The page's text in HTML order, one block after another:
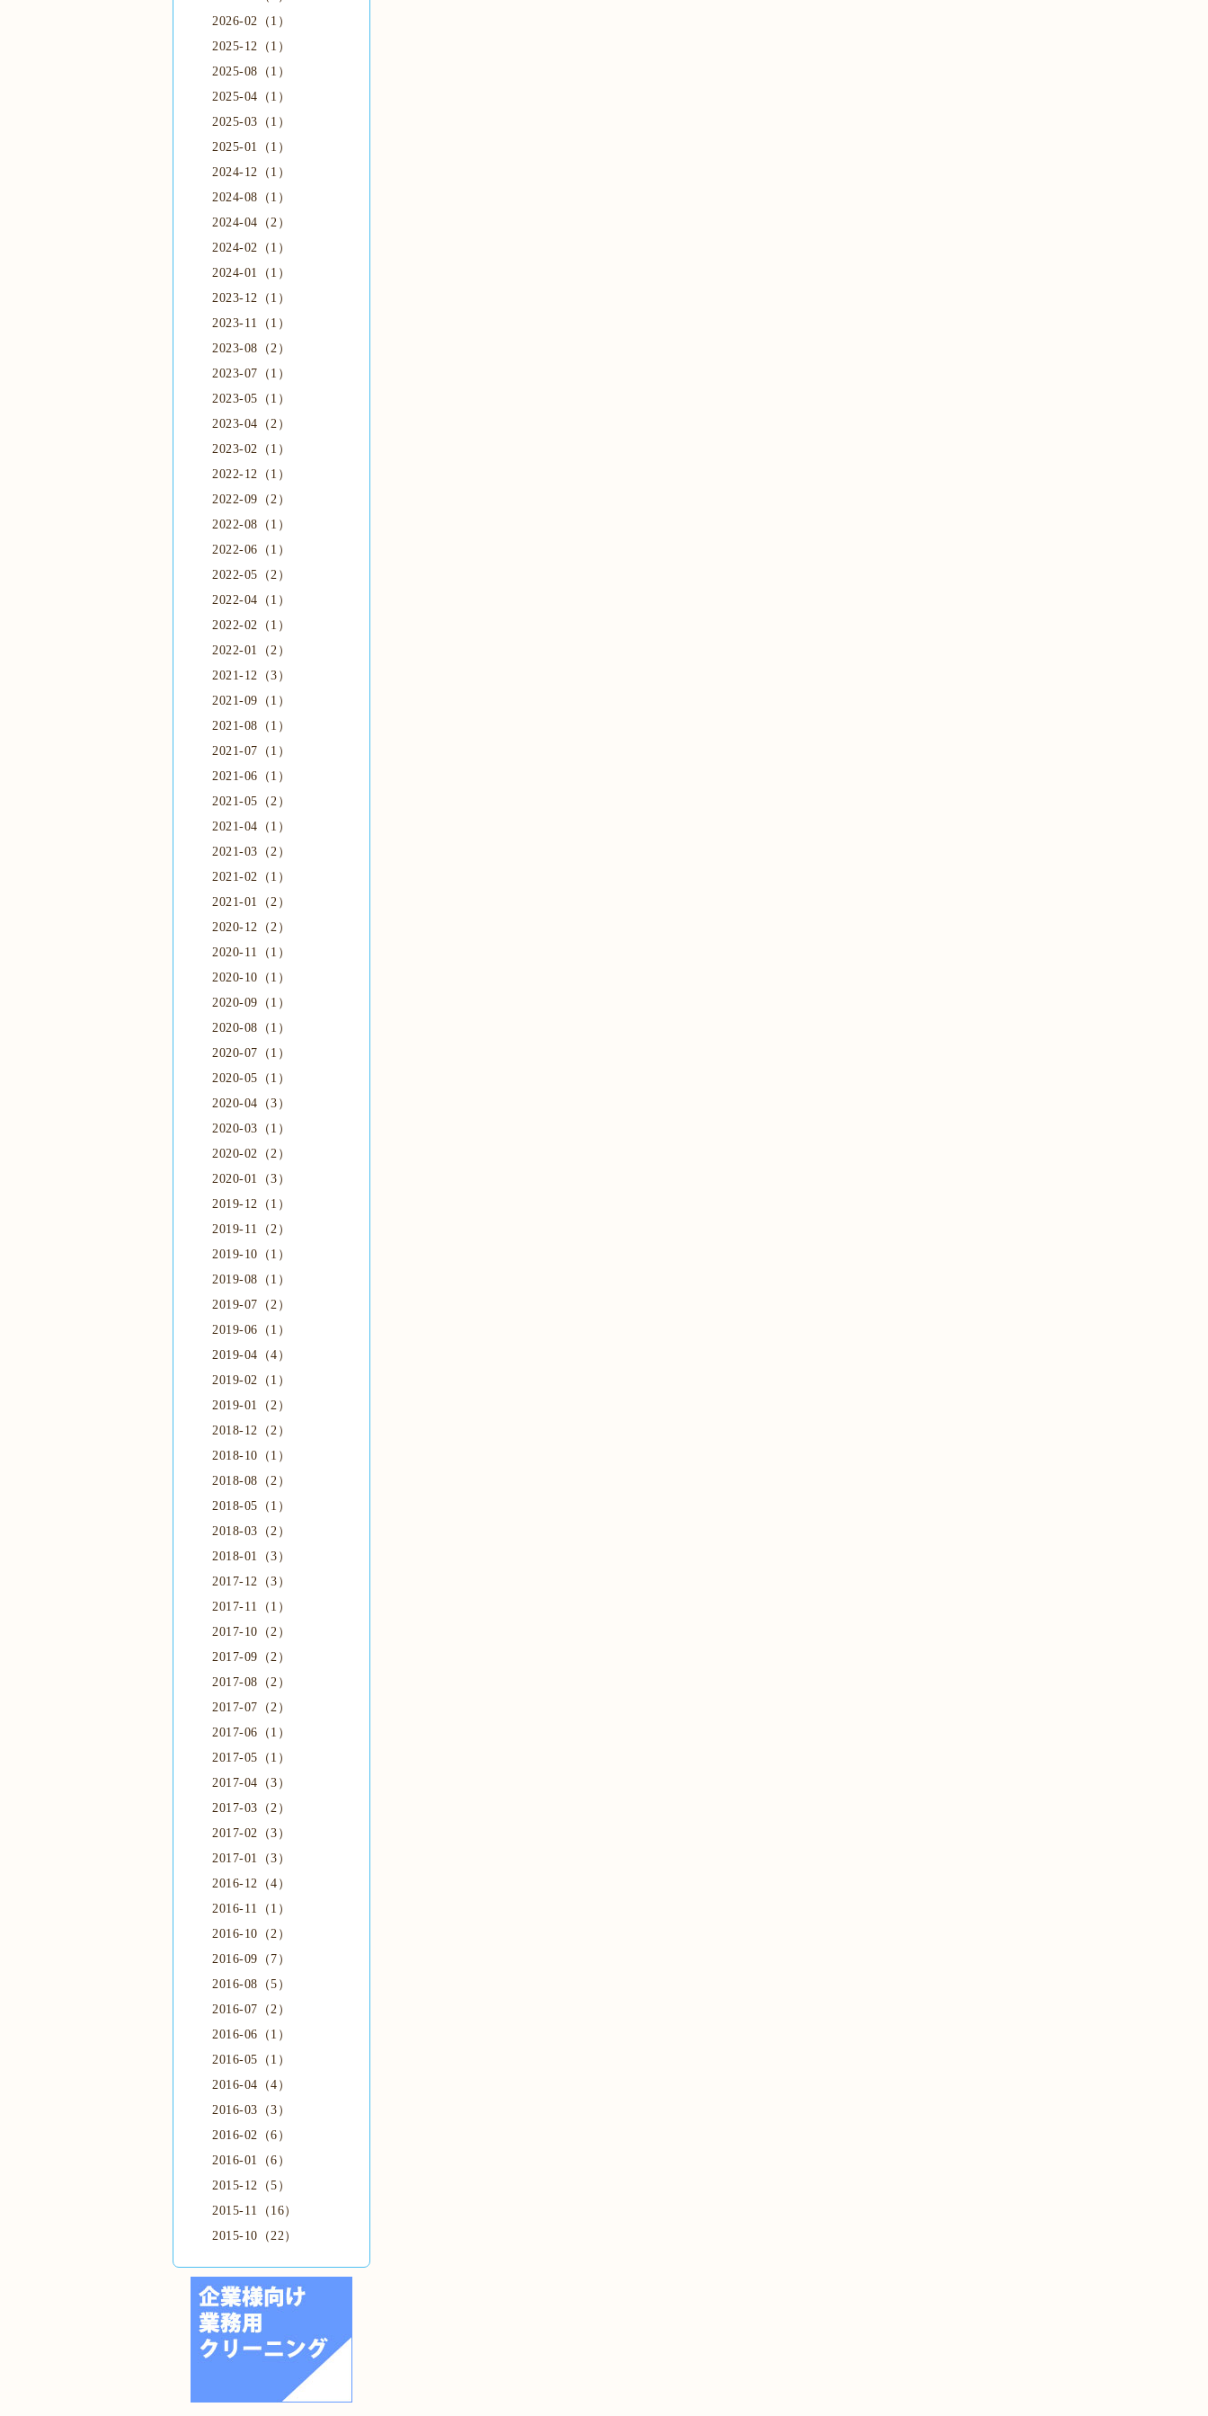
2026-02（1）
2025-12（1）
2025-08（1）
2025-04（1）
2025-03（1）
2025-01（1）
2024-12（1）
2024-08（1）
2024-04（2）
2024-02（1）
2024-01（1）
2023-12（1）
2023-11（1）
2023-08（2）
2023-07（1）
2023-05（1）
2023-04（2）
2023-02（1）
2022-12（1）
2022-09（2）
2022-08（1）
2022-06（1）
2022-05（2）
2022-04（1）
2022-02（1）
2022-01（2）
2021-12（3）
2021-09（1）
2021-08（1）
2021-07（1）
2021-06（1）
2021-05（2）
2021-04（1）
2021-03（2）
2021-02（1）
2021-01（2）
2020-12（2）
2020-11（1）
2020-10（1）
2020-09（1）
2020-08（1）
2020-07（1）
2020-05（1）
2020-04（3）
2020-03（1）
2020-02（2）
2020-01（3）
2019-12（1）
2019-11（2）
2019-10（1）
2019-08（1）
2019-07（2）
2019-06（1）
2019-04（4）
2019-02（1）
2019-01（2）
2018-12（2）
2018-10（1）
2018-08（2）
2018-05（1）
2018-03（2）
2018-01（3）
2017-12（3）
2017-11（1）
2017-10（2）
2017-09（2）
2017-08（2）
2017-07（2）
2017-06（1）
2017-05（1）
2017-04（3）
2017-03（2）
2017-02（3）
2017-01（3）
2016-12（4）
2016-11（1）
2016-10（2）
2016-09（7）
2016-08（5）
2016-07（2）
2016-06（1）
2016-05（1）
2016-04（4）
2016-03（3）
2016-02（6）
2016-01（6）
2015-12（5）
2015-11（16）
2015-10（22）